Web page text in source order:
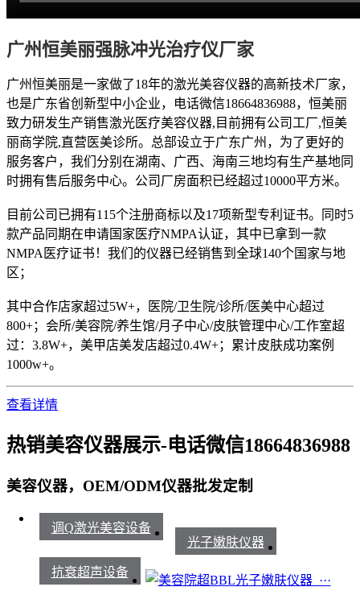
广州恒美丽强脉冲光治疗仪厂家
广州恒美丽是一家做了18年的激光美容仪器的高新技术厂家，
也是广东省创新型中小企业，电话微信18664836988，恒美丽
致力研发生产销售激光医疗美容仪器,目前拥有公司工厂,恒美
丽商学院,直营医美诊所。总部设立于广东广州，为了更好的
服务客户，我们分别在湖南、广西、海南三地均有生产基地同
时拥有售后服务中心。公司厂房面积已经超过10000平方米。
目前公司已拥有115个注册商标以及17项新型专利证书。同时5
款产品同期在申请国家医疗NMPA认证，其中已拿到一款
NMPA医疗证书！我们的仪器已经销售到全球140个国家与地
区；
其中合作店家超过5W+，医院/卫生院/诊所/医美中心超过
800+；会所/美容院/养生馆/月子中心/皮肤管理中心/工作室超
过：3.8W+，美甲店美发店超过0.4W+；累计皮肤成功案例
1000w+。
查看详情
热销美容仪器展示-电话微信18664836988
美容仪器，OEM/ODM仪器批发定制
调Q激光美容设备
光子嫩肤仪器
抗衰超声设备